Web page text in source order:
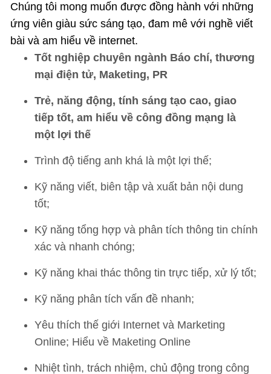
Chúng tôi mong muốn được đồng hành với những
ứng viên giàu sức sáng tạo, đam mê với nghề viết
bài và am hiểu về internet.
Tốt nghiệp chuyên ngành Báo chí, thương
mại điện tử, Maketing, PR
Trẻ, năng động, tính sáng tạo cao, giao
tiếp tốt, am hiểu về công đồng mạng là
một lợi thế
Trình độ tiếng anh khá là một lợi thế;
Kỹ năng viết, biên tập và xuất bản nội dung
tốt;
Kỹ năng tổng hợp và phân tích thông tin chính
xác và nhanh chóng;
Kỹ năng khai thác thông tin trực tiếp, xử lý tốt;
Kỹ năng phân tích vấn đề nhanh;
Yêu thích thế giới Internet và Marketing
Online; Hiểu về Maketing Online
Nhiệt tình, trách nhiệm, chủ động trong công